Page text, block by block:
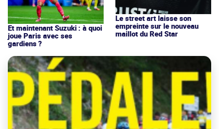
Et maintenant Suzuki : à quoi
joue Paris avec ses
gardiens ?
Le street art laisse son
empreinte sur le nouveau
maillot du Red Star